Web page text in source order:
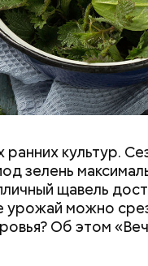
культур.
зелень
щавель
урожай можно
Об этом